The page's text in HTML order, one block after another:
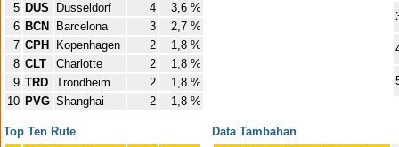
5 DUS Düsseldorf 4
3,6 %
6 BCN Barcelona 3
2,7 %
7 CPH Kopenhagen 2
1,8 %
8 CLT Charlotte 2
1,8 %
9 TRD Trondheim 2
1,8 %
10 PVG Shanghai 2 1,8 %
Top Ten Rute Data Tambahan